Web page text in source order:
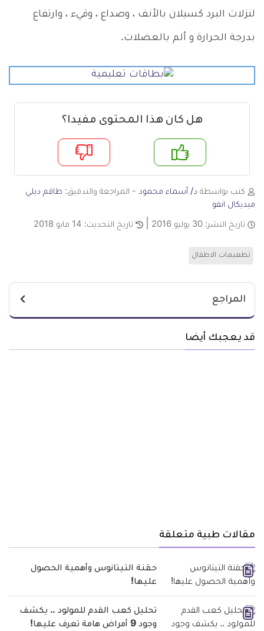
لنزلات البرد كسيلان بالأنف ، وصداع ، وقيء ، وارتفاع
بدرجة الحرارة و ألم بالعضلات.
هل كان هذا المحتوى مفيدا؟
لا
كتب بواسطة د/ أسماء محمود - المراجعة والتدقيق: طاقم ديلي
ميديكال انفو
تاريخ النشر: 30 يوليو 2016 تاريخ التحديث: 14 مايو 2018
تطعيمات الاطفال
المراجع
قد يعجبك أيضا
مقالات طبية متعلقة
حقنة التيتانوس وأهمية الحصول
عليها!
تحليل كعب القدم للمولود .. يكشف
وجود 9 أمراض هامة تعرف عليها!